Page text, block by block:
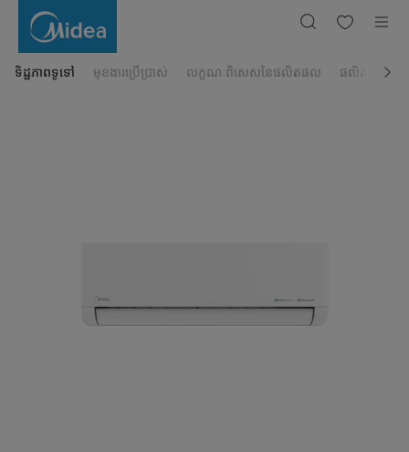
Inverter
ទិដ្ឋភាពទូទៅ មុខងារប្រើប្រាស់ លក្ខណៈពិសេសនៃផលិតផល ផលិតផលដែល